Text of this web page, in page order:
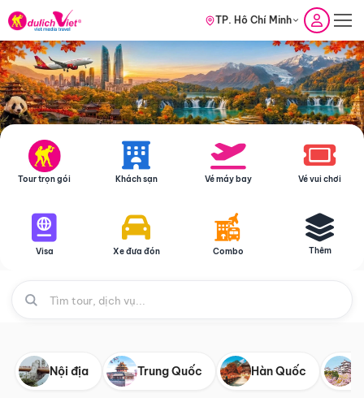
TP. Hồ Chí Minh
Tour trọn gói Khách sạn Vé máy bay Vé vui chơi
Visa Xe đưa đón Combo Thêm
Nội địa Trung Quốc Hàn Quốc